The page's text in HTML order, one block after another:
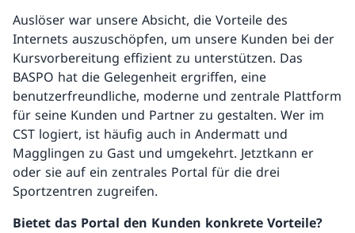
Auslöser war unsere Absicht, die Vorteile des
Internets auszuschöpfen, um unsere Kunden bei der
Kursvorbereitung effizient zu unterstützen. Das
BASPO hat die Gelegenheit ergriffen, eine
benutzerfreundliche, moderne und zentrale Plattform
für seine Kunden und Partner zu gestalten. Wer im
CST logiert, ist häufig auch in Andermatt und
Magglingen zu Gast und umgekehrt. Jetztkann er
oder sie auf ein zentrales Portal für die drei
Sportzentren zugreifen.
Bietet das Portal den Kunden konkrete Vorteile?